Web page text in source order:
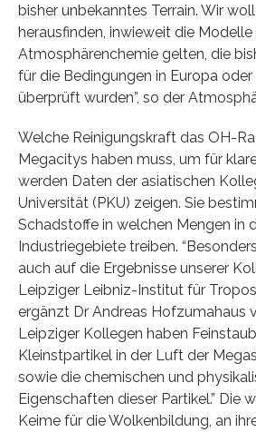
bisher unbekanntes Terrain. Wir
herausfinden, inwieweit die Modelle
Atmosphärenchemie gelten, die
für die Bedingungen in Europa
überprüft wurden”, so der
Welche Reinigungskraft das OH-
Megacitys haben muss, um für
werden Daten der asiatischen
Universität (PKU) zeigen. Sie
Schadstoffe in welchen Mengen in
Industriegebiete treiben.
auch auf die Ergebnisse unserer
Leipziger Leibniz-Institut für
ergänzt Dr Andreas Hofzumahaus
Leipziger Kollegen haben
Kleinstpartikel in der Luft der
sowie die chemischen und
Eigenschaften dieser Partikel.” Die
Keime für die Wolkenbildung, an